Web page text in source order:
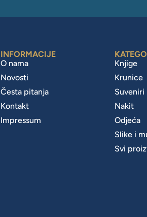
INFORMACIJE
O nama
Novosti
Česta pitanja
Kontakt
Impressum
Knjige
Krunice
Suveniri
Nakit
Odjeća
Slike i
Svi